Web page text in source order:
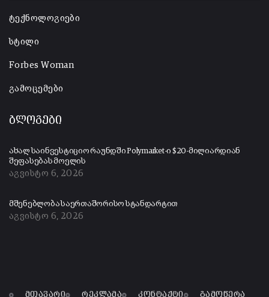
ტექნოლოგიები
სტილი
Forbes Woman
გამოცემები
ბლოგები
ახალ საინვესტიციო რაუნდში Polymarket-ი $20-მილიარდიან
შეფასებას მოელის
აგვისტო 6, 2026
მშენებლობა საერთაშორისო სტანდარტით
აგვისტო 6, 2026
მთავარი რეკლამა კონტაქტი გამოწერა